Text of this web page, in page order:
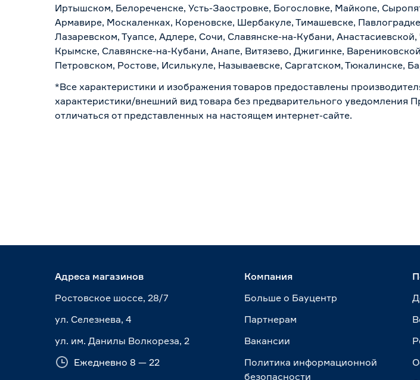
Иртышском, Белореченске, Усть-Заостровке, Богословке, Майкопе,
Армавире, Москаленках, Кореновске, Шербакуле, Тимашевске,
Лазаревском, Туапсе, Адлере, Сочи, Славянске-на-Кубани,
Крымске, Славянске-на-Кубани, Анапе, Витязево, Джигинке,
Петровском, Ростове, Исилькуле, Называевске, Саргатском, Тюкалинске,
*Все характеристики и изображения товаров предоставлены
характеристики/внешний вид товара без предварительного уведомления
отличаться от представленных на настоящем интернет-сайте.
Адреса магазинов
Ростовское шоссе, 28/7
ул. Селезнева, 4
ул. им. Данилы Волкореза, 2
Ежедневно 8 — 22
Компания
Больше о Бауцентр
Партнерам
Вакансии
Политика информационной
безопасности